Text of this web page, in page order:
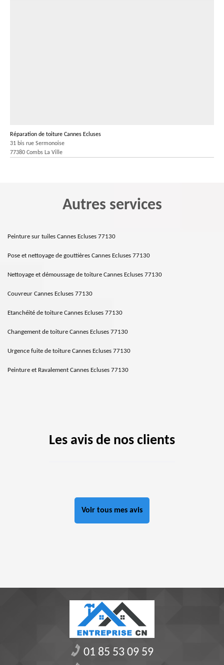
Réparation de toiture Cannes Ecluses
31 bis rue Sermonoise
77380 Combs La Ville
Autres services
Peinture sur tuiles Cannes Ecluses 77130
Pose et nettoyage de gouttières Cannes Ecluses 77130
Nettoyage et démoussage de toiture Cannes Ecluses 77130
Couvreur Cannes Ecluses 77130
Etanchéité de toiture Cannes Ecluses 77130
Changement de toiture Cannes Ecluses 77130
Urgence fuite de toiture Cannes Ecluses 77130
Peinture et Ravalement Cannes Ecluses 77130
Les avis de nos clients
Voir tous mes avis
01 85 53 09 59